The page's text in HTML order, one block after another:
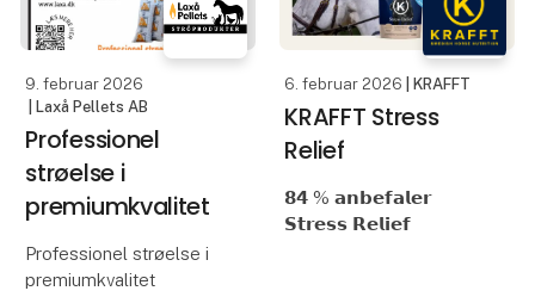
målrettet heste i
træning, der har bru
en robust, stationær
hjørnemodel udviklet til
daglig brug i rideha
9. februar 2026
| Laxå Pellets AB
Professionel
strøelse i
premiumkvalitet
Professionel strøelse i
premiumkvalitet
6. februar 2026 | KRAFFT
KRAFFT Stress
Relief
𝟴𝟰 % 𝗮𝗻𝗯𝗲𝗳𝗮𝗹𝗲𝗿
𝗦𝘁𝗿𝗲𝘀𝘀 𝗥𝗲𝗹𝗶𝗲𝗳